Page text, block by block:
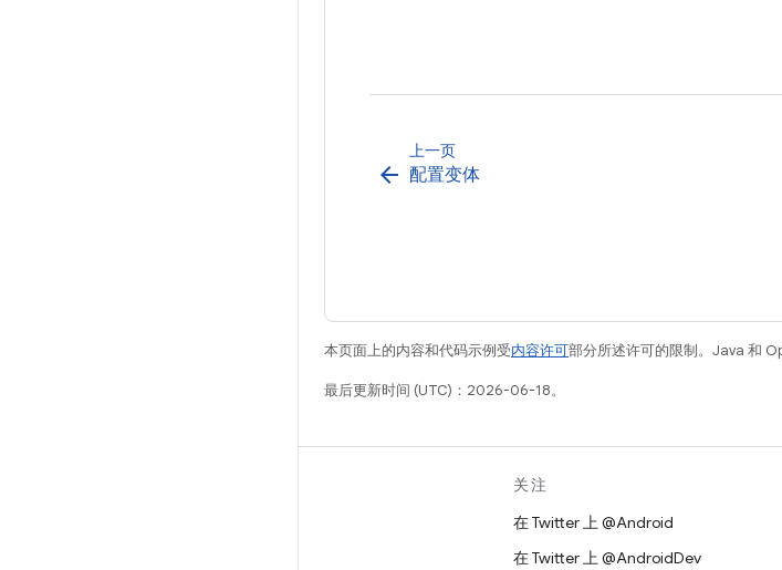
上一页
arrow_back 配置变体
本页面上的内容和代码示例受内容许可部分所述许可的限制。Java 和
最后更新时间 (UTC)：2026-06-18。
关注
在 Twitter 上 @Android
在 Twitter 上 @AndroidDev